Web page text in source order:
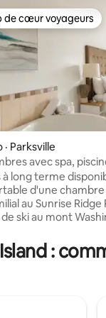
sur 5, 218
de cœur voyageurs
de cœur voyageurs
Parksville
avec spa,
profonde
à long terme
d'une chambre
au Sunrise Ridge
ski au mont
size et un canapé-
et table à
: